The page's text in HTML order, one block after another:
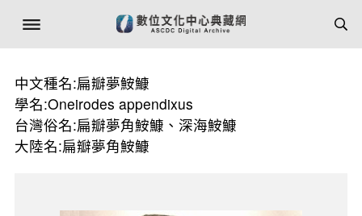
中文種名:扁瓣夢鮟鱇
學名:Oneirodes appendixus
台灣俗名:扁瓣夢角鮟鱇、深海鮟鱇
大陸名:扁瓣夢角鮟鱇